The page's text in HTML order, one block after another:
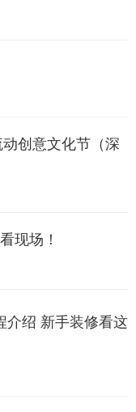
创意文化节（深
现场！
介绍 新手装修看这